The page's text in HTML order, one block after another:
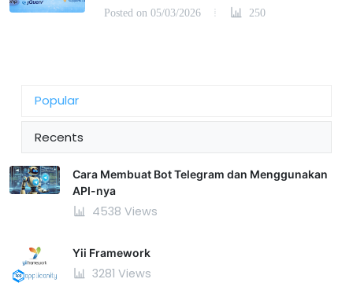
Posted on 05/03/2026 250
Popular
Recents
Cara Membuat Bot Telegram dan Menggunakan
API-nya
4538 Views
Yii Framework
3281 Views